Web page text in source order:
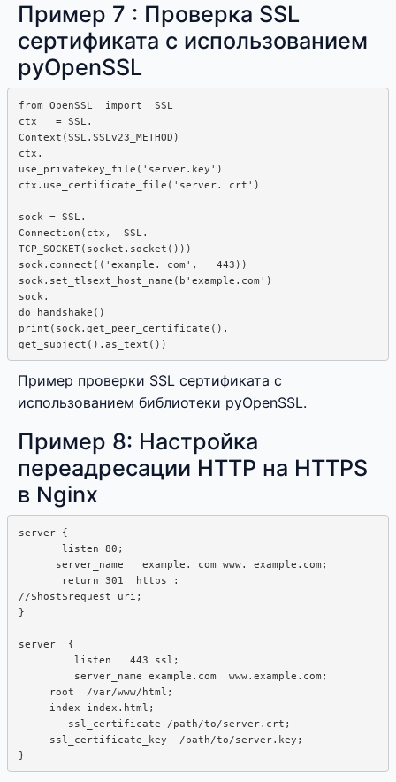
Пример 7 : Проверка SSL
сертификата с использованием
pyOpenSSL
from OpenSSL  import  SSL
ctx   = SSL.
Context(SSL.SSLv23_METHOD)
ctx.
use_privatekey_file('server.key')
ctx.use_certificate_file('server. crt')
sock = SSL.
Connection(ctx,  SSL.
TCP_SOCKET(socket.socket()))
sock.connect(('example. com',   443))
sock.set_tlsext_host_name(b'example.com')
sock.
do_handshake()
print(sock.get_peer_certificate().
Пример проверки SSL сертификата с
использованием библиотеки pyOpenSSL.
Пример 8: Настройка
переадресации HTTP на HTTPS
в Nginx
server {
       listen 80;
      server_name   example. com www. example.com;
       return 301  https :
//$host$request_uri;
}
server  {
         listen   443 ssl;
         server_name example.com  www.example.com;
     root  /var/www/html;
     index index.html;
        ssl_certificate /path/to/server.crt;
     ssl_certificate_key  /path/to/server.key;